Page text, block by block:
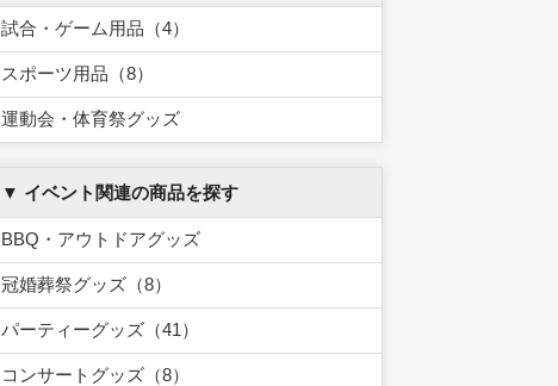
試合・ゲーム用品（4）
スポーツ用品（8）
運動会・体育祭グッズ
▼ イベント関連の商品を探す
BBQ・アウトドアグッズ
冠婚葬祭グッズ（8）
パーティーグッズ（41）
コンサートグッズ（8）